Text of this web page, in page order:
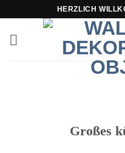
springen
HERZLICH
Großes